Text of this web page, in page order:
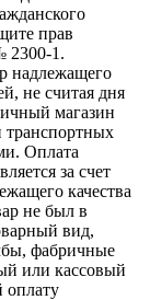
прав
2300-1.
надлежащего
не считая дня
магазин
транспортных
Оплата
за счет
качества
не был в
вид,
фабричные
или кассовый